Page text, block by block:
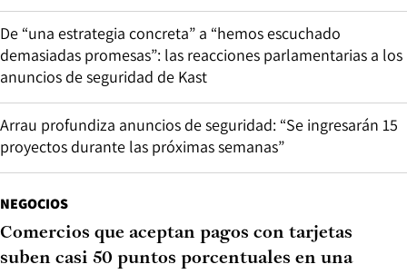
De “una estrategia concreta” a “hemos escuchado
demasiadas promesas”: las reacciones parlamentarias a los
anuncios de seguridad de Kast
Arrau profundiza anuncios de seguridad: “Se ingresarán 15
proyectos durante las próximas semanas”
NEGOCIOS
Comercios que aceptan pagos con tarjetas
suben casi 50 puntos porcentuales en una